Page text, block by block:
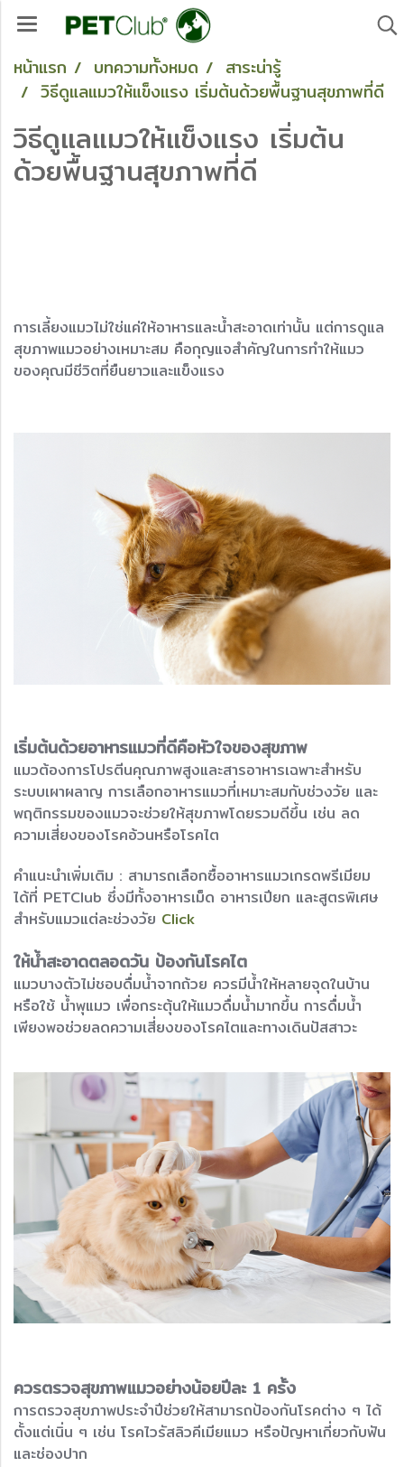
หน้าแรก บทความทั้งหมด
สาระน่ารู้
วิธีดูแลแมวให้แข็งแรง เริ่มต้นด้วยพื้นฐานสุขภาพที่ดี
วิธีดูแลแมวให้แข็งแรง เริ่มต้น
ด้วยพื้นฐานสุขภาพที่ดี
การเลี้ยงแมวไม่ใช่แค่ให้อาหารและน้ำสะอาดเท่านั้น แต่การดูแล
สุขภาพแมวอย่างเหมาะสม คือกุญแจสำคัญในการทำให้แมว
ของคุณมีชีวิตที่ยืนยาวและแข็งแรง
เริ่มต้นด้วยอาหารแมวที่ดีคือหัวใจของสุขภาพ
แมวต้องการโปรตีนคุณภาพสูงและสารอาหารเฉพาะสำหรับ
ระบบเผาผลาญ การเลือกอาหารแมวที่เหมาะสมกับช่วงวัย และ
พฤติกรรมของแมวจะช่วยให้สุขภาพโดยรวมดีขึ้น เช่น ลด
ความเสี่ยงของโรคอ้วนหรือโรคไต
คำแนะนำเพิ่มเติม : สามารถเลือกซื้ออาหารแมวเกรดพรีเมียม
ได้ที่ PETClub ซึ่งมีทั้งอาหารเม็ด อาหารเปียก และสูตรพิเศษ
สำหรับแมวแต่ละช่วงวัย Click
ให้น้ำสะอาดตลอดวัน ป้องกันโรคไต
แมวบางตัวไม่ชอบดื่มน้ำจากถ้วย ควรมีน้ำให้หลายจุดในบ้าน
หรือใช้ น้ำพุแมว เพื่อกระตุ้นให้แมวดื่มน้ำมากขึ้น การดื่มน้ำ
เพียงพอช่วยลดความเสี่ยงของโรคไตและทางเดินปัสสาวะ
ควรตรวจสุขภาพแมวอย่างน้อยปีละ 1 ครั้ง
การตรวจสุขภาพประจำปีช่วยให้สามารถป้องกันโรคต่าง ๆ ได้
ตั้งแต่เนิ่น ๆ เช่น โรคไวรัสลิวคีเมียแมว หรือปัญหาเกี่ยวกับฟัน
และช่องปาก